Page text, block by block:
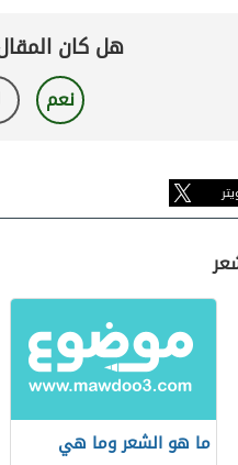
هل كان
نعم
ما هو الشعر وما هي